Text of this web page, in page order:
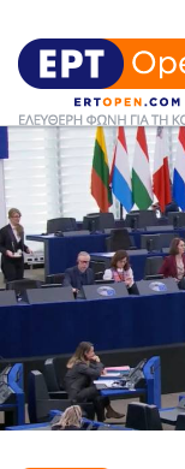
Ειδήσεις
Ελλάδα
Πολιτική
Οικονομία